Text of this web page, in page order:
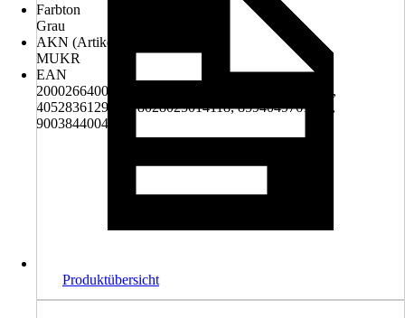
Farbton
Grau
AKN (Artikelkurznummer)
MUKR
EAN
2000266400000, 4002644092942, 4025075182501,
4052836129406, 8028025014118, 8594049761807,
9003844004235
Produktübersicht